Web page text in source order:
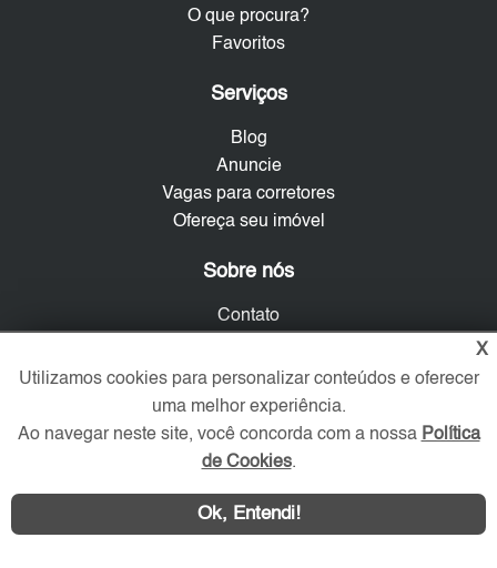
O que procura?
Favoritos
Serviços
Blog
Anuncie
Vagas para corretores
Ofereça seu imóvel
Sobre nós
Contato
Política de Privacidade
Trabalhe Conosco
Verificada por
Redes Sociais
X
Utilizamos cookies para personalizar conteúdos e oferecer
uma melhor experiência.
Ao navegar neste site, você concorda com a nossa Política
de Cookies.
Ok, Entendi!